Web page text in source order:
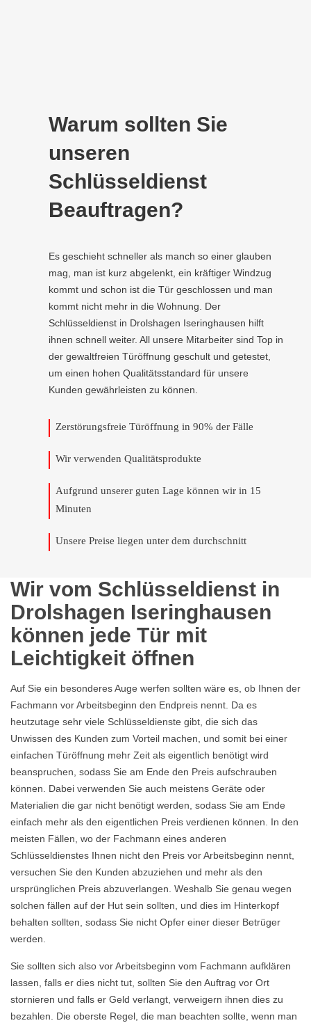
Warum sollten Sie
unseren
Schlüsseldienst
Beauftragen?
Es geschieht schneller als manch so einer glauben
mag, man ist kurz abgelenkt, ein kräftiger Windzug
kommt und schon ist die Tür geschlossen und man
kommt nicht mehr in die Wohnung. Der
Schlüsseldienst in Drolshagen Iseringhausen hilft
ihnen schnell weiter. All unsere Mitarbeiter sind Top in
der gewaltfreien Türöffnung geschult und getestet,
um einen hohen Qualitätsstandard für unsere
Kunden gewährleisten zu können.
Zerstörungsfreie Türöffnung in 90% der Fälle
Wir verwenden Qualitätsprodukte
Aufgrund unserer guten Lage können wir in 15
Minuten
Unsere Preise liegen unter dem durchschnitt
Wir vom Schlüsseldienst in
Drolshagen Iseringhausen
können jede Tür mit
Leichtigkeit öffnen
Auf Sie ein besonderes Auge werfen sollten wäre es, ob Ihnen der
Fachmann vor Arbeitsbeginn den Endpreis nennt. Da es
heutzutage sehr viele Schlüsseldienste gibt, die sich das
Unwissen des Kunden zum Vorteil machen, und somit bei einer
einfachen Türöffnung mehr Zeit als eigentlich benötigt wird
beanspruchen, sodass Sie am Ende den Preis aufschrauben
können. Dabei verwenden Sie auch meistens Geräte oder
Materialien die gar nicht benötigt werden, sodass Sie am Ende
einfach mehr als den eigentlichen Preis verdienen können. In den
meisten Fällen, wo der Fachmann eines anderen
Schlüsseldienstes Ihnen nicht den Preis vor Arbeitsbeginn nennt,
versuchen Sie den Kunden abzuziehen und mehr als den
ursprünglichen Preis abzuverlangen. Weshalb Sie genau wegen
solchen fällen auf der Hut sein sollten, und dies im Hinterkopf
behalten sollten, sodass Sie nicht Opfer einer dieser Betrüger
werden.
Sie sollten sich also vor Arbeitsbeginn vom Fachmann aufklären
lassen, falls er dies nicht tut, sollten Sie den Auftrag vor Ort
stornieren und falls er Geld verlangt, verweigern ihnen dies zu
bezahlen. Die oberste Regel, die man beachten sollte, wenn man